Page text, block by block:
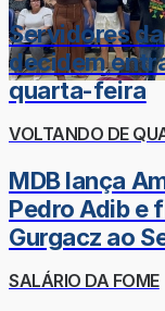
Servidores
decidem
quarta-feira
VOLTANDO DE
MDB lança
Pedro Adib e
Gurgacz ao
SALÁRIO DA FOME